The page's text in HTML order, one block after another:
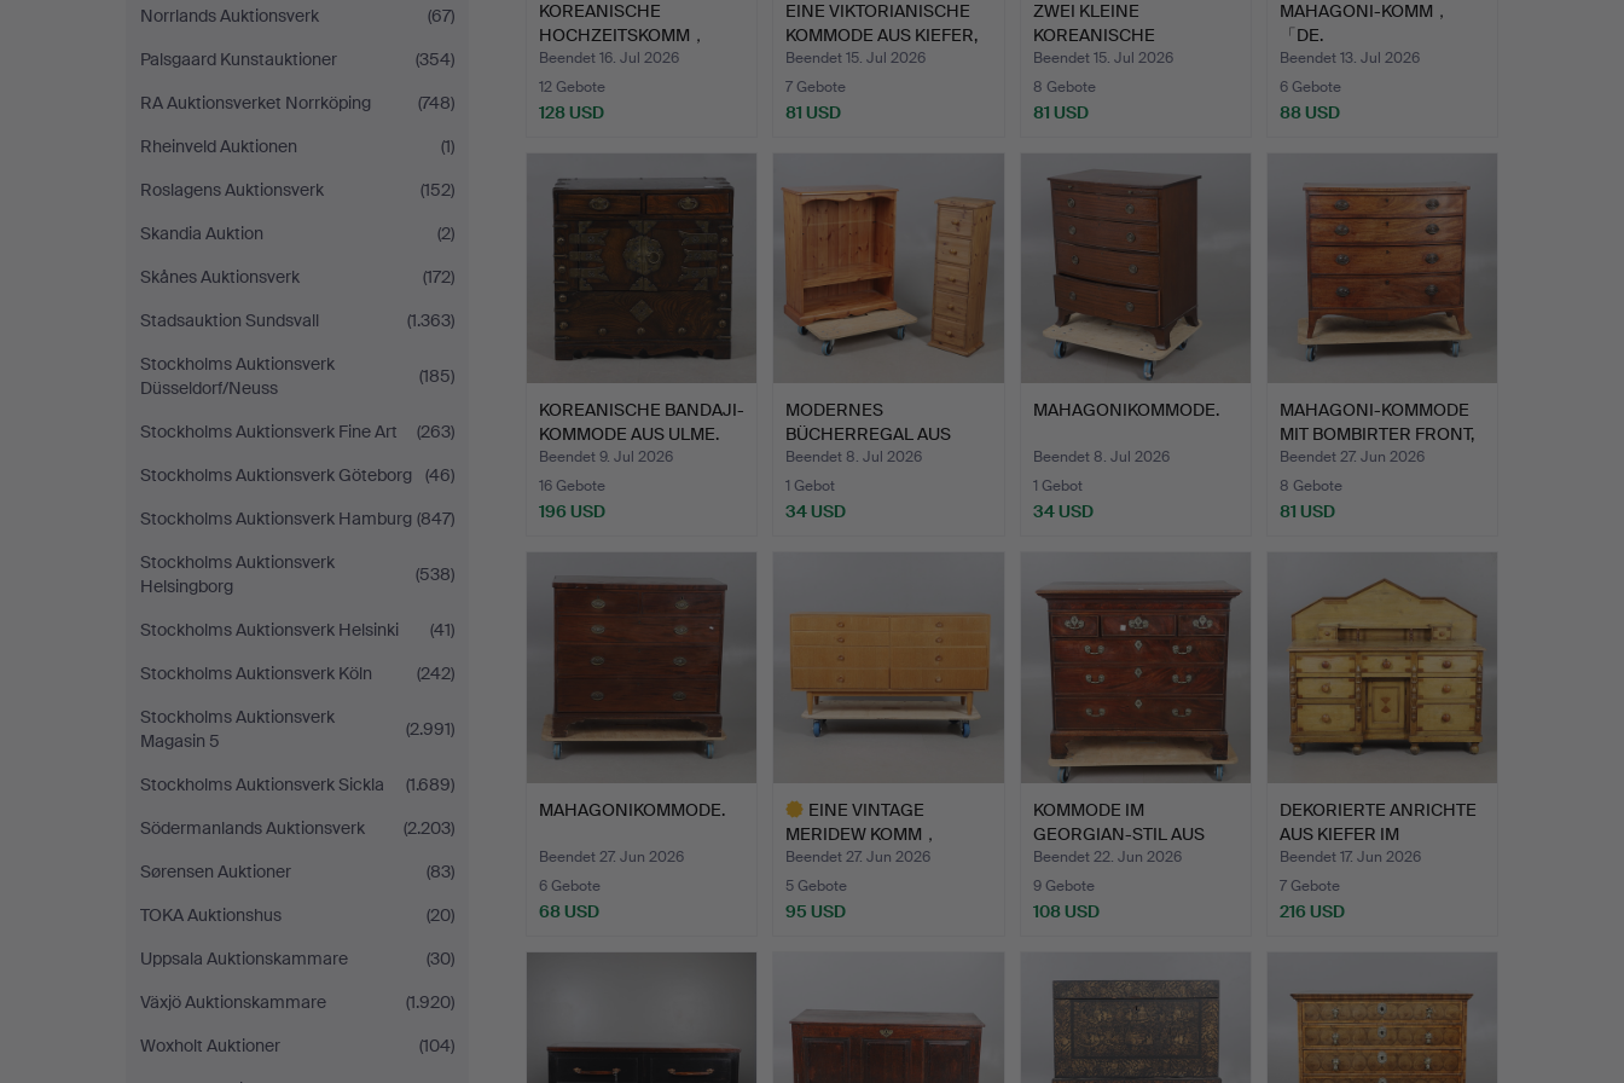
Norrlands Auktionsverk
(67)
Palsgaard Kunstauktioner
(354)
RA Auktionsverket Norrköping
(748)
Rheinveld Auktionen
(1)
Roslagens Auktionsverk
(152)
Skandia Auktion
(2)
Skånes Auktionsverk
(172)
Stadsauktion Sundsvall
(1.363)
Stockholms Auktionsverk
Düsseldorf/Neuss
(185)
Stockholms Auktionsverk Fine Art
(263)
Stockholms Auktionsverk Göteborg
(46)
Stockholms Auktionsverk Hamburg (847)
Stockholms Auktionsverk
Helsingborg
(538)
Stockholms Auktionsverk Helsinki
(41)
Stockholms Auktionsverk Köln
(242)
Stockholms Auktionsverk
Magasin 5
(2.991)
Stockholms Auktionsverk Sickla
(1.689)
Södermanlands Auktionsverk
(2.203)
Sørensen Auktioner
(83)
TOKA Auktionshus
(20)
Uppsala Auktionskammare
(30)
Växjö Auktionskammare
(1.920)
Woxholt Auktioner
(104)
KOREANISCHE
HOCHZEITSKOMM，
「KOREAN WEDDING …
Beendet 16. Jul 2026
12 Gebote
128 USD
EINE VIKTORIANISCHE
KOMMODE AUS KIEFER,
AB…
Beendet 15. Jul 2026
7 Gebote
81 USD
ZWEI KLEINE
KOREANISCHE
KOMMODEN.
Beendet 15. Jul 2026
8 Gebote
81 USD
MAHAGONI-KOMM，
「DE.
Beendet 13. Jul 2026
6 Gebote
88 USD
KOREANISCHE BANDAJI-
KOMMODE AUS ULME.
Beendet 9. Jul 2026
16 Gebote
196 USD
MODERNES
BÜCHERREGAL AUS
KIEFER MIT KLEINE…
Beendet 8. Jul 2026
1 Gebot
34 USD
MAHAGONIKOMMODE.
Beendet 8. Jul 2026
1 Gebot
34 USD
MAHAGONI-KOMMODE
MIT BOMBIRTER FRONT,
19. …
Beendet 27. Jun 2026
8 Gebote
81 USD
MAHAGONIKOMMODE.
Beendet 27. Jun 2026
6 Gebote
68 USD
EINE VINTAGE
MERIDEW KOMM，
「EICHE-OPTIK, AC…
Beendet 27. Jun 2026
5 Gebote
95 USD
KOMMODE IM
GEORGIAN-STIL AUS
MAHAGONI.
Beendet 22. Jun 2026
9 Gebote
108 USD
DEKORIERTE ANRICHTE
AUS KIEFER IM
WALISCHE…
Beendet 17. Jun 2026
7 Gebote
216 USD